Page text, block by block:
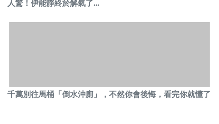
人驚！伊能靜終於解氣了...
千萬別往馬桶「倒水沖廁」，不然你會後悔，看完你就懂了